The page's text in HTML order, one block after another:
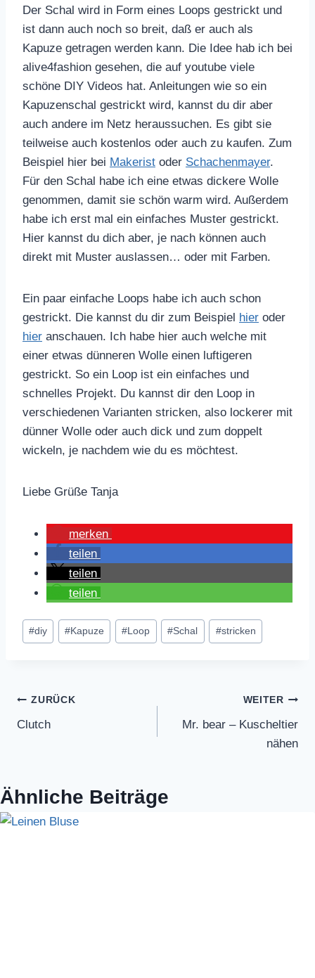
Der Schal wird in Form eines Loops gestrickt und
ist dann auch noch so breit, daß er auch als
Kapuze getragen werden kann. Die Idee hab ich bei
alive4fashion gesehen, die auf youtube viele
schöne DIY Videos hat. Anleitungen wie so ein
Kapuzenschal gestrickt wird, kannst du dir aber
auch andere im Netz heraussuchen. Es gibt sie
teilweise auch kostenlos oder auch zu kaufen. Zum
Beispiel hier bei Makerist oder Schachenmayer.
Für den Schal habe ich eine etwas dickere Wolle
genommen, damit sie schön warm wird. Außerdem
habe ich erst mal ein einfaches Muster gestrickt.
Hier kannst du dich aber, je nach können auch
direkt mit Muster auslassen… oder mit Farben.
Ein paar einfache Loops habe ich auch schon
gestrickt. Die kannst du dir zum Beispiel hier oder
hier anschauen. Ich habe hier auch welche mit
einer etwas dünneren Wolle einen luftigeren
gestrickt. So ein Loop ist ein einfaches und
schnelles Projekt. Du kannst dir den Loop in
verschiedenen Varianten stricken, also lockerer mit
dünner Wolle oder auch dick und zum doppelt
wickeln, je nachdem wie du es möchtest.
Liebe Grüße Tanja
merken
teilen
teilen
teilen
Schlagworte:
#diy #Kapuze #Loop #Schal #stricken
Beitragsnavigation
ZURÜCK
Clutch
WEITER
Mr. bear – Kuscheltier
nähen
Ähnliche Beiträge